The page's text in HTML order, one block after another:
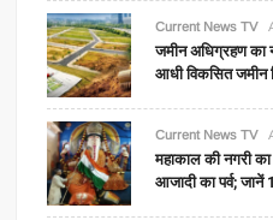
Current News TV
जमीन अधिग्रहण का
आधी विकसित जमीन
Current News TV
महाकाल की नगरी
आजादी का पर्व;